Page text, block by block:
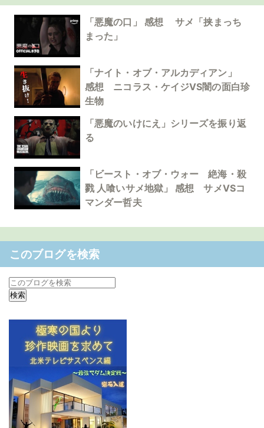
「悪魔の口」 感想 サメ「挟まっち
まった」
「ナイト・オブ・アルカディアン」
感想 ニコラス・ケイジVS闇の面白珍
生物
「悪魔のいけにえ」シリーズを振り返
る
「ビースト・オブ・ウォー 絶海・殺
戮 人喰いサメ地獄」 感想 サメVSコ
マンダー哲夫
このブログを検索